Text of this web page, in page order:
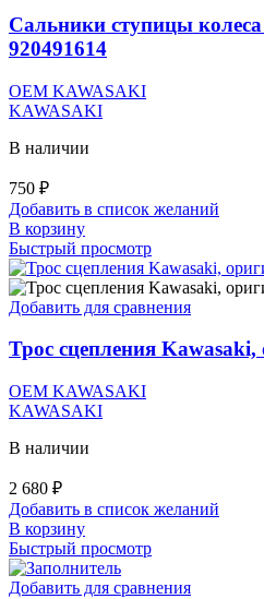
Сальники ступицы
920491614
OEM KAWASAKI
KAWASAKI
В наличии
750 ₽
Добавить в список желаний
В корзину
Быстрый просмотр
Добавить для сравнения
Трос сцепления Kawasaki,
OEM KAWASAKI
KAWASAKI
В наличии
2 680 ₽
Добавить в список желаний
В корзину
Быстрый просмотр
Добавить для сравнения